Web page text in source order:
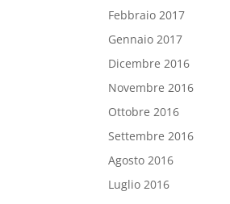
Febbraio 2017
Gennaio 2017
Dicembre 2016
Novembre 2016
Ottobre 2016
Settembre 2016
Agosto 2016
Luglio 2016